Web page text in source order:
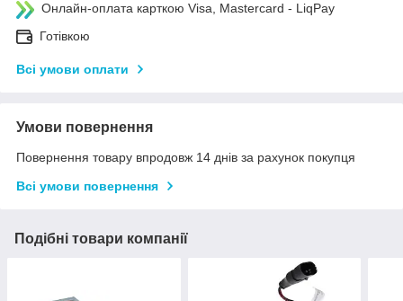
Онлайн-оплата карткою Visa, Mastercard - LiqPay
Готівкою
Всі умови оплати
Умови повернення
Повернення товару впродовж 14 днів за рахунок покупця
Всі умови повернення
Подібні товари компанії